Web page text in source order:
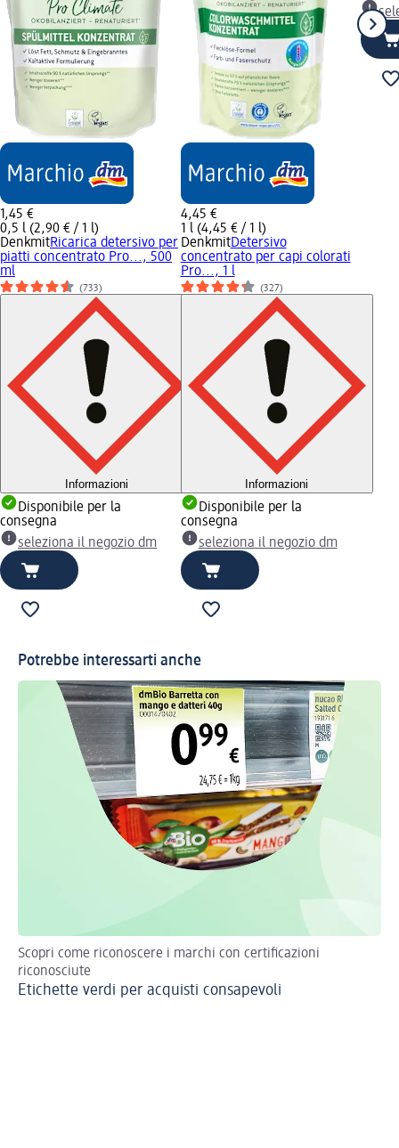
1,45 €
0,5 l (2,90 € / 1 l)
DenkmitRicarica detersivo per
piatti concentrato Pro..., 500
ml
(733)
Informazioni
Disponibile per la
consegna
seleziona il negozio dm
4,45 €
1 l (4,45 € / 1 l)
DenkmitDetersivo
concentrato per capi colorati
Pro..., 1 l
(327)
Informazioni
Disponibile per la
consegna
seleziona il negozio dm
Potrebbe interessarti anche
Scopri come riconoscere i marchi con certificazioni
riconosciute
Etichette verdi per acquisti consapevoli